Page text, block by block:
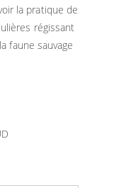
la pratique de
régissant
faune sauvage